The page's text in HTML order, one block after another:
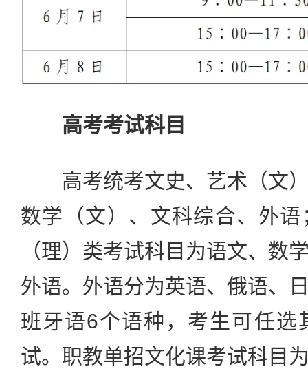
高考考试科目
高考统考文史、艺术（文）
数学（文）、文科综合、外
（理）类考试科目为语文、数
外语。外语分为英语、俄语、
班牙语6个语种，考生可任选
试。职教单招文化课考试科目